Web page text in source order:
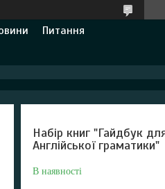
Питання
Набір книг "Гайдбук
Англійської граматики"
В наявності